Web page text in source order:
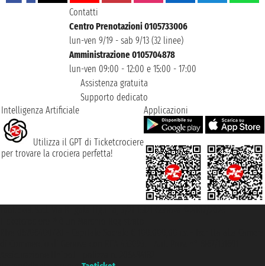
Contatti
Centro Prenotazioni 0105733006
lun-ven 9/19 - sab 9/13 (32 linee)
Amministrazione 0105704878
lun-ven 09:00 - 12:00 e 15:00 - 17:00
Assistenza gratuita
Supporto dedicato
Intelligenza Artificiale
Utilizza il GPT di Ticketcrociere
per trovare la crociera perfetta!
Applicazioni